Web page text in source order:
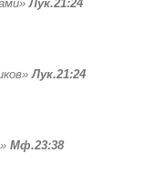
Лук.21:24
Лук.21:24
» Мф.23:38